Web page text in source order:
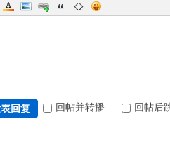
回复 回帖并转播 回帖后